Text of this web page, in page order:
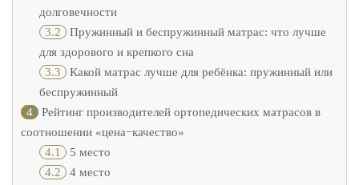
долговечности
3.2 Пружинный и беспружинный матрас: что лучше
для здорового и крепкого сна
3.3 Какой матрас лучше для ребёнка: пружинный или
беспружинный
4
Рейтинг производителей ортопедических матрасов в
соотношении «цена−качество»
4.1 5 место
4.2 4 место